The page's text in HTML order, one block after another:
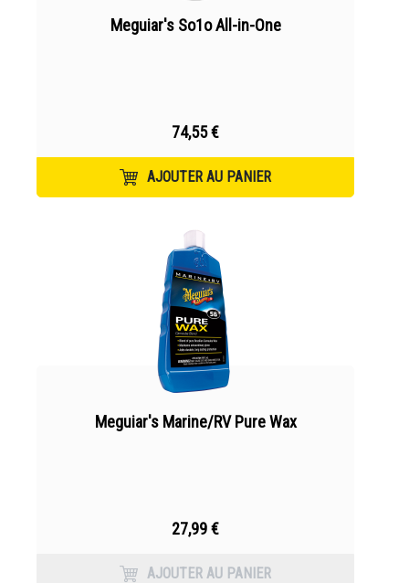
Meguiar's So1o All-in-One
74,55 €
AJOUTER AU PANIER
Meguiar's Marine/RV Pure Wax
27,99 €
AJOUTER AU PANIER